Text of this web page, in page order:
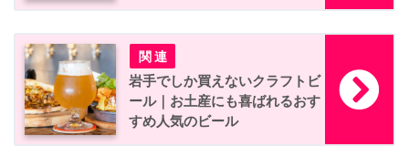
岩手でしか買えないクラフトビ
ール｜お土産にも喜ばれるおす
すめ人気のビール